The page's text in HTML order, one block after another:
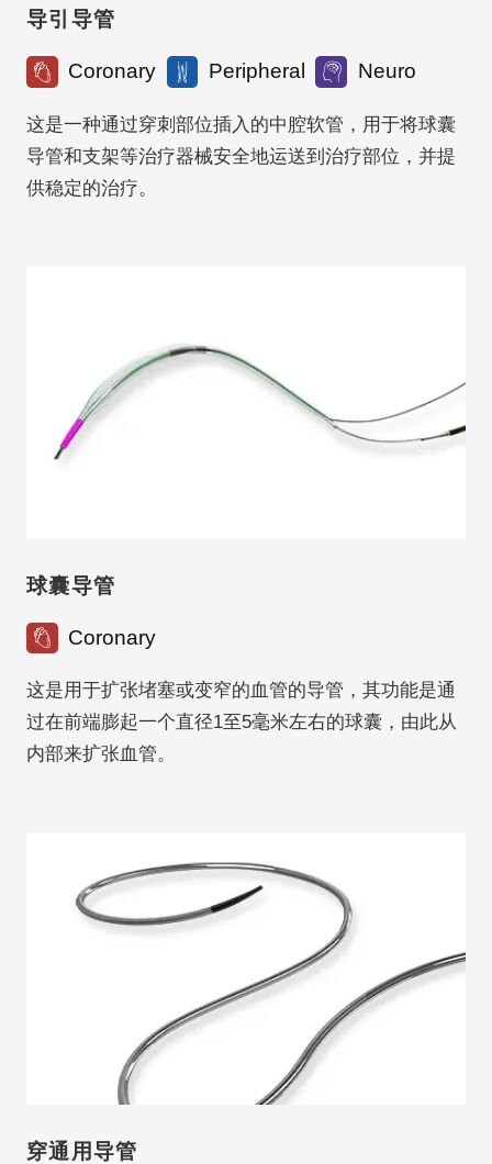
导引导管
Coronary Peripheral Neuro
这是一种通过穿刺部位插入的中腔软管，用于将球囊
导管和支架等治疗器械安全地运送到治疗部位，并提
供稳定的治疗。
球囊导管
Coronary
这是用于扩张堵塞或变窄的血管的导管，其功能是通
过在前端膨起一个直径1至5毫米左右的球囊，由此从
内部来扩张血管。
穿通用导管